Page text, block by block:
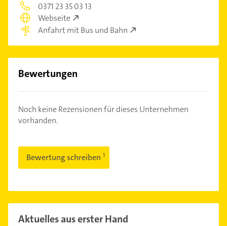
0371 23 35 03 13
Webseite
Anfahrt mit Bus und Bahn
Bewertungen
Noch keine Rezensionen für dieses Unternehmen
vorhanden.
Bewertung schreiben
Aktuelles aus erster Hand